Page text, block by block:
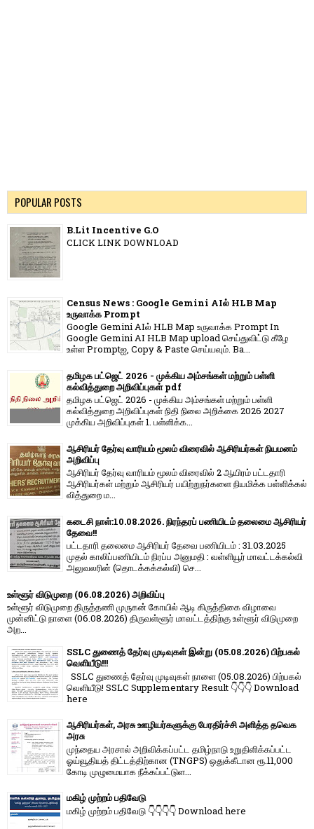
POPULAR POSTS
B.Lit Incentive G.O
CLICK LINK DOWNLOAD
Census News : Google Gemini AIல் HLB Map
உருவாக்க Prompt
Google Gemini AIல் HLB Map உருவாக்க Prompt In
Google Gemini AI HLB Map upload செய்துவிட்டு கீழே
உள்ள Promptஐ, Copy & Paste செய்யவும். Ba...
தமிழக பட்ஜெட் 2026 - முக்கிய அம்சங்கள் மற்றும் பள்ளி
கல்வித்துறை அறிவிப்புகள் pdf
தமிழக பட்ஜெட் 2026 - முக்கிய அம்சங்கள் மற்றும் பள்ளி
கல்வித்துறை அறிவிப்புகள் நிதி நிலை அறிக்கை 2026 2027
முக்கிய அறிவிப்புகள் 1. பள்ளிக்க...
ஆசிரியர் தேர்வு வாரியம் மூலம் விரைவில் ஆசிரியர்கள் நியமனம்
அறிவிப்பு
ஆசிரியர் தேர்வு வாரி​யம் மூலம் விரை​வில் 2 ஆயிரம் பட்​ட​தாரி
ஆசிரியர்​கள் மற்​றும் ஆசிரியர் பயிற்றுநர்​களை நியமிக்க பள்​ளிக்​கல்​
வித்​துறை ம...
கடைசி நாள்:10.08.2026. நிரந்தரப் பணியிடம் தலைமை ஆசிரியர்
தேவை!!
பட்டதாரி தலைமை ஆசிரியர் தேவை பணியிடம் : 31.03.2025
முதல் காலிப்பணியிடம் நிரப்ப அனுமதி : வள்ளியூர் மாவட்டக்கல்வி
அலுவலரின் (தொடக்கக்கல்வி) செ...
உள்ளூர் விடுமுறை (06.08.2026) அறிவிப்பு
உள்ளூர் விடுமுறை திருத்தணி முருகன் கோயில் ஆடி கிருத்திகை விழாவை
முன்னிட்டு நாளை (06.08.2026) திருவள்ளூர் மாவட்டத்திற்கு உள்ளூர் விடுமுறை
அற...
SSLC துணைத் தேர்வு முடிவுகள் இன்று (05.08.2026) பிற்பகல்
வெளியீடு!!!
SSLC துணைத் தேர்வு முடிவுகள் நாளை (05.08.2026) பிற்பகல்
வெளியீடு! SSLC Supplementary Result 👇👇👇 Download
here
ஆசிரியர்கள், அரசு ஊழியர்களுக்கு பேரதிர்ச்சி அளித்த தவெக
அரசு
முந்தைய அரசால் அறிவிக்கப்பட்ட தமிழ்நாடு உறுதிளிக்கப்பட்ட
ஓய்வூதியத் திட்டத்திற்கான (TNGPS) ஒதுக்கீடான ரூ.11,000
கோடி முழுமையாக நீக்கப்பட்டுள...
மகிழ் முற்றம் பதிவேடு
மகிழ் முற்றம் பதிவேடு 👇👇👇👇 Download here